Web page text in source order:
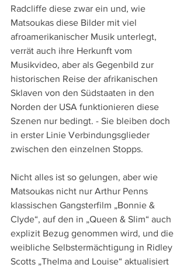
Radcliffe diese zwar ein und, wie
Matsoukas diese Bilder mit viel
afroamerikanischer Musik unterlegt,
verrät auch ihre Herkunft vom
Musikvideo, aber als Gegenbild zur
historischen Reise der afrikanischen
Sklaven von den Südstaaten in den
Norden der USA funktionieren diese
Szenen nur bedingt. - Sie bleiben doch
in erster Linie Verbindungsglieder
zwischen den einzelnen Stopps.
Nicht alles ist so gelungen, aber wie
Matsoukas nicht nur Arthur Penns
klassischen Gangsterfilm „Bonnie &
Clyde“, auf den in „Queen & Slim“ auch
explizit Bezug genommen wird, und die
weibliche Selbstermächtigung in Ridley
Scotts „Thelma and Louise“ aktualisiert